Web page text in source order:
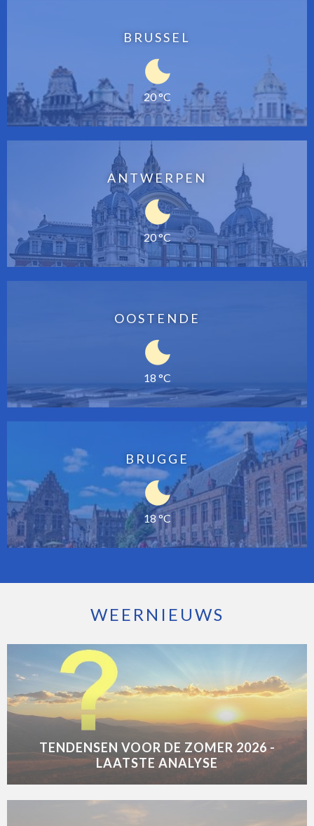
BRUSSEL
20 °C
ANTWERPEN
20 °C
OOSTENDE
18 °C
BRUGGE
18 °C
WEERNIEUWS
TENDENSEN VOOR DE ZOMER 2026 -
LAATSTE ANALYSE